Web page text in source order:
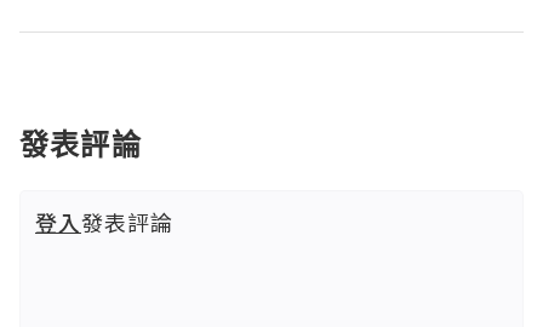
發表評論
登入發表評論